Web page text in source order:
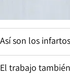
Así son los
El trabajo